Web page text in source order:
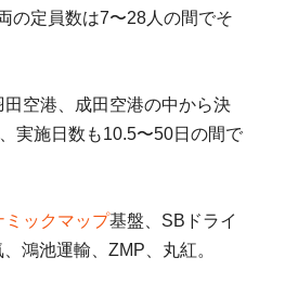
の定員数は7〜28人の間でそ
空港、成田空港の中から決
実施日数も10.5〜50日の間で
ミックマップ基盤、SBドライ
鴻池運輸、ZMP、丸紅。